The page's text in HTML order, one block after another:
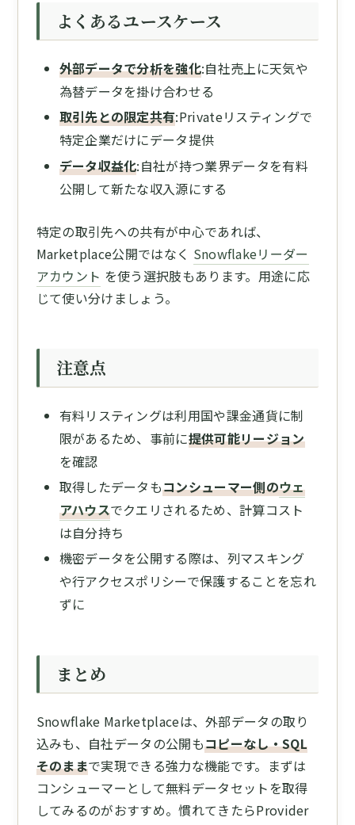
よくあるユースケース
外部データで分析を強化:自社売上に天気や
為替データを掛け合わせる
取引先との限定共有:Privateリスティングで
特定企業だけにデータ提供
データ収益化:自社が持つ業界データを有料
公開して新たな収入源にする
特定の取引先への共有が中心であれば、
Marketplace公開ではなく Snowflakeリーダー
アカウント を使う選択肢もあります。用途に応
じて使い分けましょう。
注意点
有料リスティングは利用国や課金通貨に制
限があるため、事前に提供可能リージョン
を確認
取得したデータもコンシューマー側のウェ
アハウスでクエリされるため、計算コスト
は自分持ち
機密データを公開する際は、列マスキング
や行アクセスポリシーで保護することを忘れ
ずに
まとめ
Snowflake Marketplaceは、外部データの取り
込みも、自社データの公開もコピーなし・SQL
そのままで実現できる強力な機能です。まずは
コンシューマーとして無料データセットを取得
してみるのがおすすめ。慣れてきたらProvider